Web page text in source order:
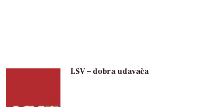
LSV – dobra udavača